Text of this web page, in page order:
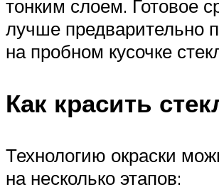
тонким слоем. Готовое
лучше предварительно
на пробном кусочке
Как красить
Технологию окраски
на несколько этапов: